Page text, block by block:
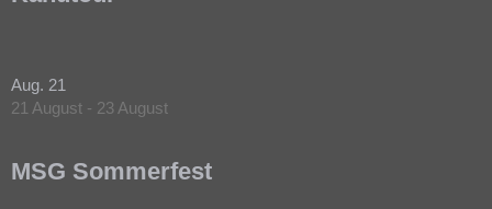
Aug. 21
21 August - 23 August
MSG Sommerfest